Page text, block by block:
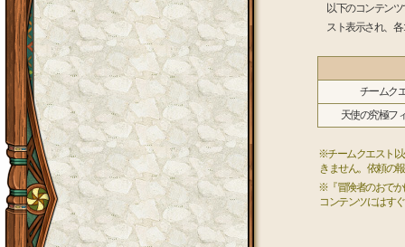
以下のコンテン
スト表示され、
チームク
天使の究極フ
※チームクエスト以
きません。依頼の
※『冒険者のおでか
コンテンツにはす